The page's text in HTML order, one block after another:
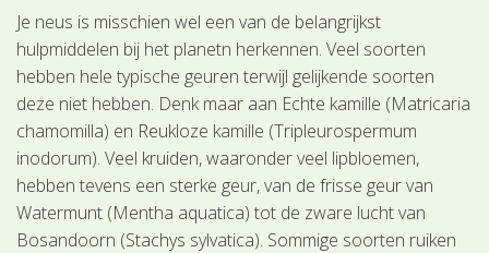
Je neus is misschien wel een van de belangrijkst
hulpmiddelen bij het planetn herkennen. Veel soorten
hebben hele typische geuren terwijl gelijkende soorten
deze niet hebben. Denk maar aan Echte kamille (Matricaria
chamomilla) en Reukloze kamille (Tripleurospermum
inodorum). Veel kruiden, waaronder veel lipbloemen,
hebben tevens een sterke geur, van de frisse geur van
Watermunt (Mentha aquatica) tot de zware lucht van
Bosandoorn (Stachys sylvatica). Sommige soorten ruiken